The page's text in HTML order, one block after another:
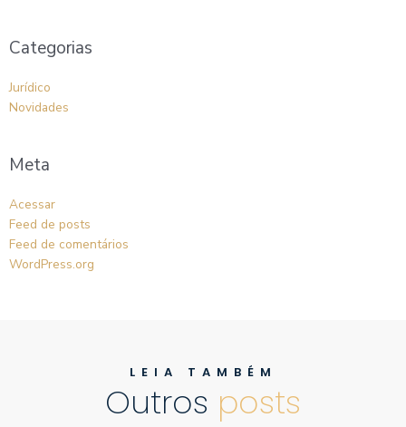
Categorias
Jurídico
Novidades
Meta
Acessar
Feed de posts
Feed de comentários
WordPress.org
LEIA TAMBÉM
Outros posts